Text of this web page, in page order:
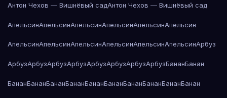
Антон Чехов — Вишнёвый садАнтон Чехов — Вишнёвый сад
АпельсинАпельсинАпельсинАпельсинАпельсинАпельсин
АпельсинАпельсинАпельсинАпельсинАпельсинАпельсинАрбуз
АрбузАрбузАрбузАрбузАрбузАрбузАрбузАрбузБананБанан
БананБананБананБананБананБананБананБананБананБанан